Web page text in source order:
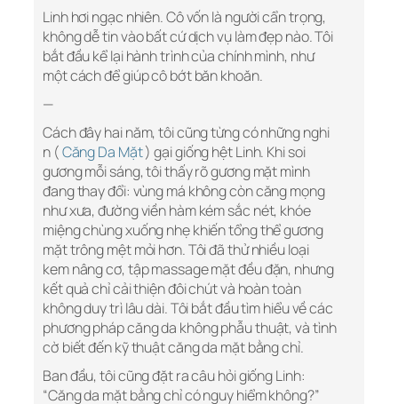
Linh hơi ngạc nhiên. Cô vốn là người cẩn trọng,
không dễ tin vào bất cứ dịch vụ làm đẹp nào. Tôi
bắt đầu kể lại hành trình của chính mình, như
một cách để giúp cô bớt băn khoăn.
—
Cách đây hai năm, tôi cũng từng có những nghi
n (Căng Da Mặt) gại giống hệt Linh. Khi soi
gương mỗi sáng, tôi thấy rõ gương mặt mình
đang thay đổi: vùng má không còn căng mọng
như xưa, đường viền hàm kém sắc nét, khóe
miệng chùng xuống nhẹ khiến tổng thể gương
mặt trông mệt mỏi hơn. Tôi đã thử nhiều loại
kem nâng cơ, tập massage mặt đều đặn, nhưng
kết quả chỉ cải thiện đôi chút và hoàn toàn
không duy trì lâu dài. Tôi bắt đầu tìm hiểu về các
phương pháp căng da không phẫu thuật, và tình
cờ biết đến kỹ thuật căng da mặt bằng chỉ.
Ban đầu, tôi cũng đặt ra câu hỏi giống Linh:
“Căng da mặt bằng chỉ có nguy hiểm không?”